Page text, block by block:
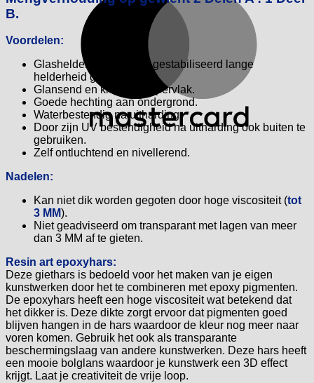
B.
Voordelen:
Glasheldere Epoxy, UV gestabiliseerd lange
helderheid garantie.
Glansend en krasarm oppervlak.
Goede hechting aan ondergrond.
Waterbestendig na uitharding.
Door zijn UV bestendigheid na uitharding ook buiten te
gebruiken.
Zelf ontluchtend en nivellerend.
Nadelen:
Kan niet dik worden gegoten door hoge viscositeit (tot
3 MM).
Niet geadviseerd om transparant met lagen van meer
dan 3 MM af te gieten.
Resin art epoxyhars:
Deze giethars is bedoeld voor het maken van je eigen
kunstwerken door het te combineren met epoxy pigmenten.
De epoxyhars heeft een hoge viscositeit wat betekend dat
het dikker is. Deze dikte zorgt ervoor dat pigmenten goed
blijven hangen in de hars waardoor de kleur nog meer naar
voren komen. Gebruik het ook als transparante
beschermingslaag van andere kunstwerken. Deze hars heeft
een mooie bolglans waardoor je kunstwerk een 3D effect
krijgt. Laat je creativiteit de vrije loop.